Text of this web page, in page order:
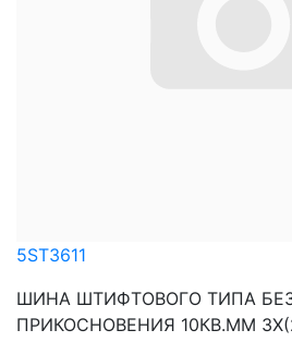
5ST3611
ШИНА ШТИФТОВОГО ТИПА
ПРИКОСНОВЕНИЯ 10КВ.ММ